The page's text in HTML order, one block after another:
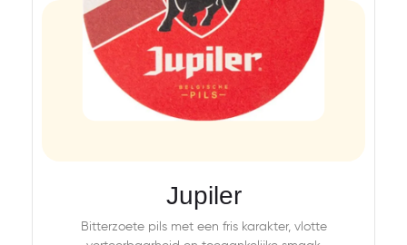
Jupiler
Bitterzoete pils met een fris karakter, vlotte